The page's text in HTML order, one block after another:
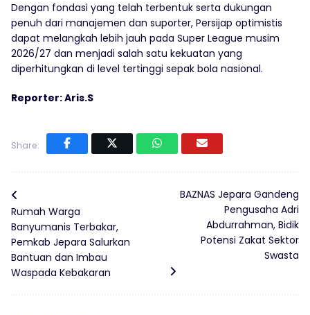
Dengan fondasi yang telah terbentuk serta dukungan
penuh dari manajemen dan suporter, Persijap optimistis
dapat melangkah lebih jauh pada Super League musim
2026/27 dan menjadi salah satu kekuatan yang
diperhitungkan di level tertinggi sepak bola nasional.
Reporter: Aris.S
Share:
Rumah Warga
Banyumanis Terbakar,
Pemkab Jepara Salurkan
Bantuan dan Imbau
Waspada Kebakaran
BAZNAS Jepara Gandeng
Pengusaha Adri
Abdurrahman, Bidik
Potensi Zakat Sektor
Swasta